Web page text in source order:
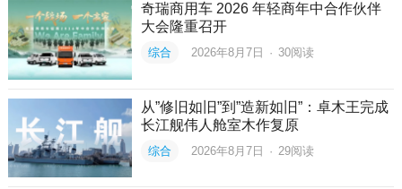
奇瑞商用车 2026 年轻商年中合作伙伴
大会隆重召开
综合 2026年8月7日 · 30阅读
从”修旧如旧”到”造新如旧”：卓木王完成
长江舰伟人舱室木作复原
综合 2026年8月7日 · 29阅读